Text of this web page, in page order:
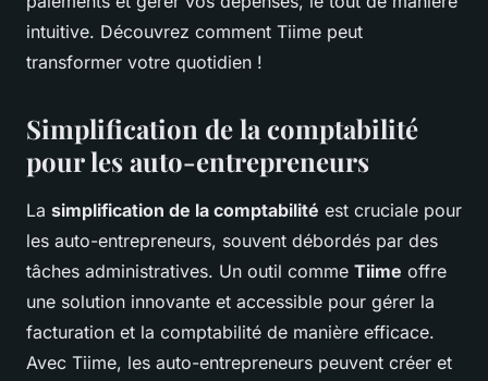
intuitive. Découvrez comment Tiime peut
transformer votre quotidien !
Simplification de la comptabilité
pour les auto-entrepreneurs
La simplification de la comptabilité est cruciale pour
les auto-entrepreneurs, souvent débordés par des
tâches administratives. Un outil comme Tiime offre
une solution innovante et accessible pour gérer la
facturation et la comptabilité de manière efficace.
Avec Tiime, les auto-entrepreneurs peuvent créer et